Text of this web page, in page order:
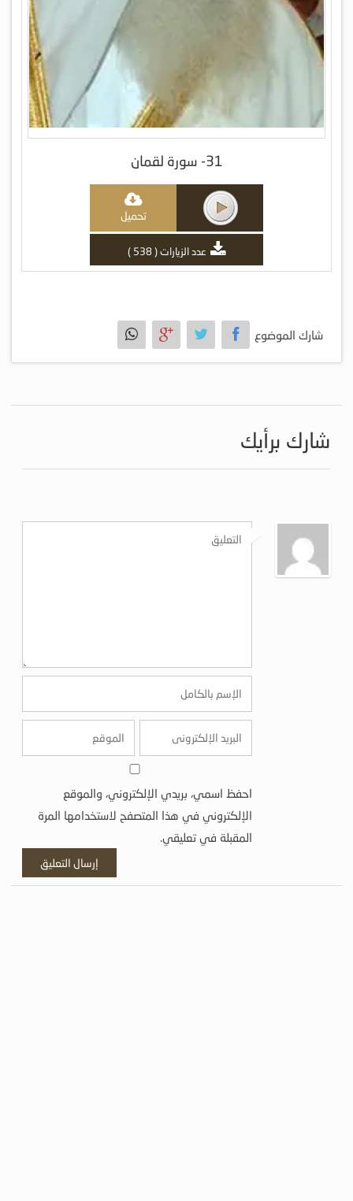
31- سورة لقمان
تحميل
عدد الزيارات ( 538 )
شارك الموضوع
شارك برأيك
احفظ اسمي، بريدي الإلكتروني، والموقع
الإلكتروني في هذا المتصفح لاستخدامها المرة
المقبلة في تعليقي.